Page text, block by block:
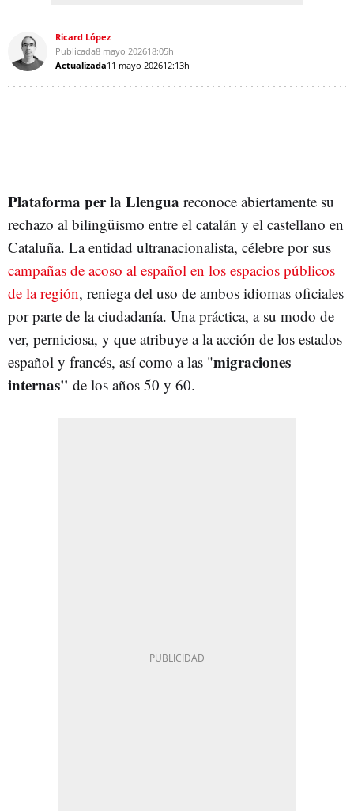
Ricard López
Publicada8 mayo 202618:05h
Actualizada11 mayo 202612:13h
Plataforma per la Llengua reconoce abiertamente su
rechazo al bilingüismo entre el catalán y el castellano en
Cataluña. La entidad ultranacionalista, célebre por sus
campañas de acoso al español en los espacios públicos
de la región, reniega del uso de ambos idiomas oficiales
por parte de la ciudadanía. Una práctica, a su modo de
ver, perniciosa, y que atribuye a la acción de los estados
español y francés, así como a las "migraciones
internas" de los años 50 y 60.